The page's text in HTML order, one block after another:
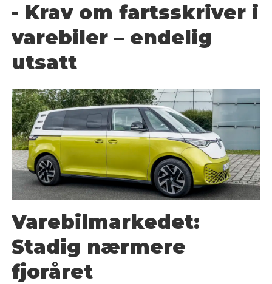
- Krav om fartsskriver i
varebiler – endelig
utsatt
Varebilmarkedet:
Stadig nærmere
fjoråret